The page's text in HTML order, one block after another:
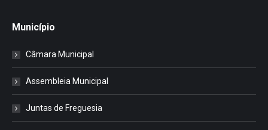
Município
Câmara Municipal
Assembleia Municipal
Juntas de Freguesia